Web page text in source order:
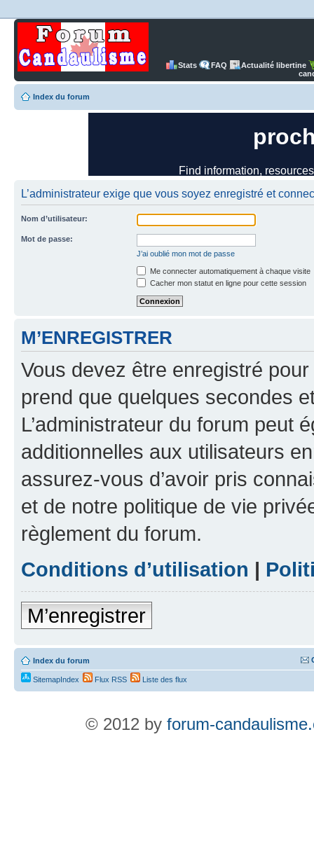
Stats FAQ
Actualité libertine
Index du forum
L’administrateur exige que vous soyez enregistré et
Nom d’utilisateur:
Mot de passe:
J’ai oublié mon mot de passe
Me connecter automatiquement à chaque visite
Cacher mon statut en ligne pour cette session
M’ENREGISTRER
Vous devez être enregistré
prend que quelques secondes
L’administrateur du forum peut
additionnelles aux utilisateurs
assurez-vous d’avoir pris
et de notre politique de vie
règlement du forum.
Conditions d’utilisation |
M’enregistrer
Index du forum
SitemapIndex Flux RSS Liste des flux
© 2012 by forum-